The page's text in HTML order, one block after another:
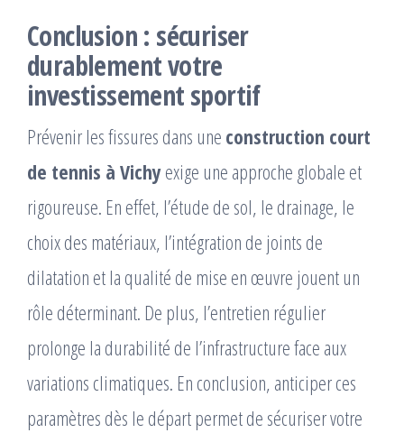
Conclusion : sécuriser
durablement votre
investissement sportif
Prévenir les fissures dans une construction court
de tennis à Vichyexige une approche globale et
rigoureuse. En effet, l’étude de sol, le drainage, le
choix des matériaux, l’intégration de joints de
dilatation et la qualité de mise en œuvre jouent un
rôle déterminant. De plus, l’entretien régulier
prolonge la durabilité de l’infrastructure face aux
variations climatiques. En conclusion, anticiper ces
paramètres dès le départ permet de sécuriser votre